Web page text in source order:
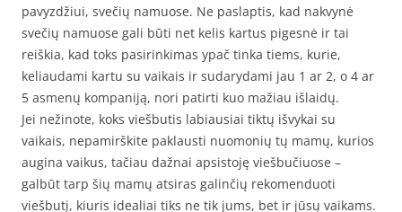
pavyzdžiui, svečių namuose. Ne paslaptis, kad nakvynė
svečių namuose gali būti net kelis kartus pigesnė ir tai
reiškia, kad toks pasirinkimas ypač tinka tiems, kurie,
keliaudami kartu su vaikais ir sudarydami jau 1 ar 2, o 4 ar
5 asmenų kompaniją, nori patirti kuo mažiau išlaidų.
Jei nežinote, koks viešbutis labiausiai tiktų išvykai su
vaikais, nepamirškite paklausti nuomonių tų mamų, kurios
augina vaikus, tačiau dažnai apsistoję viešbučiuose –
galbūt tarp šių mamų atsiras galinčių rekomenduoti
viešbutį, kiuris idealiai tiks ne tik jums, bet ir jūsų vaikams.